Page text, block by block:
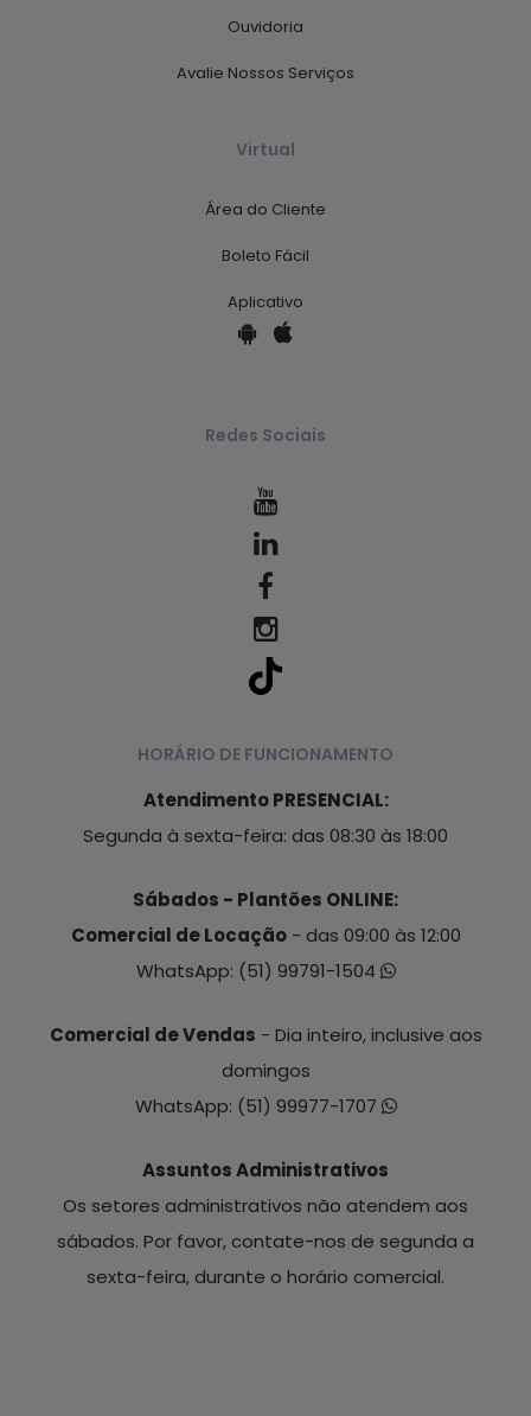
Ouvidoria
Avalie Nossos Serviços
Virtual
Área do Cliente
Boleto Fácil
Aplicativo
Redes Sociais
HORÁRIO DE FUNCIONAMENTO
Atendimento PRESENCIAL:
Segunda à sexta-feira: das 08:30 às 18:00
Sábados - Plantões ONLINE:
Comercial de Locação- das 09:00 às 12:00
WhatsApp: (51) 99791-1504
Comercial de Vendas - Dia inteiro, inclusive aos
domingos
WhatsApp: (51) 99977-1707
Assuntos Administrativos
Os setores administrativos não atendem aos
sábados. Por favor, contate-nos de segunda a
sexta-feira, durante o horário comercial.